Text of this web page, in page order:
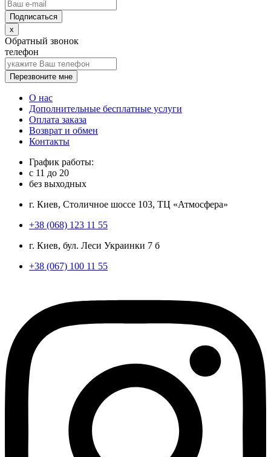
x
Обратный звонок
телефон
Перезвоните мне
О нас
Дополнительные бесплатные услуги
Оплата заказа
Возврат и обмен
Контакты
График работы:
с 11 до 20
без выходных
г. Киев, Столичное шоссе 103, ТЦ «Атмосфера»
+38 (068) 123 11 55
г. Киев, бул. Леси Украинки 7 б
+38 (067) 100 11 55